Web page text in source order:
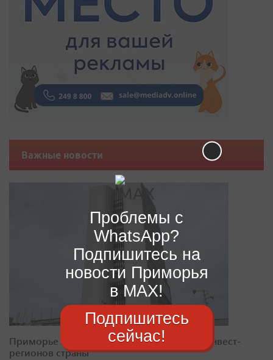
Важные новости
Приморье закрепилось в десятке лучших инвест-
регионов страны
Проблемы с
WhatsApp?
Подпишитесь на
новости Приморья
в MAX!
Подпишитесь
сейчас!